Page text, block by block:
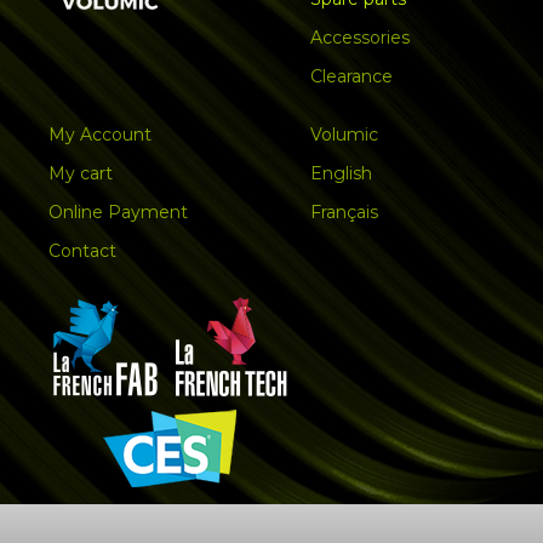
Accessories
Clearance
My Account
My cart
Online Payment
Contact
Volumic
English
Français